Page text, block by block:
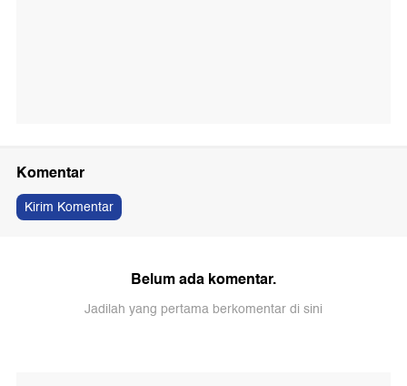
Komentar
Kirim Komentar
Belum ada komentar.
Jadilah yang pertama berkomentar di sini